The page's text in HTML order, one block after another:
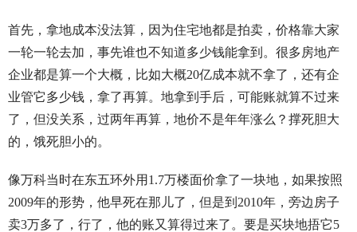
首先，拿地成本没法算，因为住宅地都是拍卖，价格靠大家
一轮一轮去加，事先谁也不知道多少钱能拿到。很多房地产
企业都是算一个大概，比如大概20亿成本就不拿了，还有企
业管它多少钱，拿了再算。地拿到手后，可能账就算不过来
了，但没关系，过两年再算，地价不是年年涨么？撑死胆大
的，饿死胆小的。
像万科当时在东五环外用1.7万楼面价拿了一块地，如果按照
2009年的形势，他早死在那儿了，但是到2010年，旁边房子
卖3万多了，行了，他的账又算得过来了。要是买块地捂它5